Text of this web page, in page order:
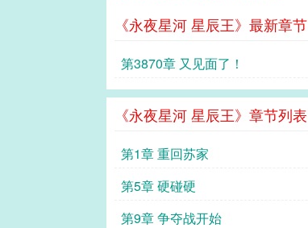
《永夜星河 星辰王》最新章节
第3870章 又见面了！
《永夜星河 星辰王》章节列表
第1章 重回苏家
第5章 硬碰硬
第9章 争夺战开始